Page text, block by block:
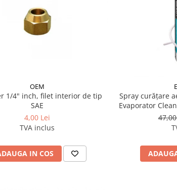
OEM
filet interior de tip
SAE
4,00 Lei
TVA inclus
IN COS
Spray curățare
Evaporator